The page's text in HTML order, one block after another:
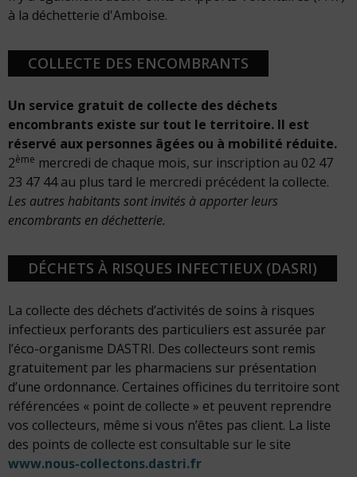
à la déchetterie d'Amboise.
COLLECTE DES ENCOMBRANTS
Un service gratuit de collecte des déchets
encombrants existe sur tout le territoire. Il est
réservé aux personnes âgées ou à mobilité réduite.
2ème mercredi de chaque mois, sur inscription au 02 47
23 47 44 au plus tard le mercredi précédent la collecte.
Les autres habitants sont invités à apporter leurs
encombrants en déchetterie.
DÉCHETS À RISQUES INFECTIEUX (DASRI)
La collecte des déchets d’activités de soins à risques
infectieux perforants des particuliers est assurée par
l’éco-organisme DASTRI. Des collecteurs sont remis
gratuitement par les pharmaciens sur présentation
d’une ordonnance. Certaines officines du territoire sont
référencées « point de collecte » et peuvent reprendre
vos collecteurs, même si vous n’êtes pas client. La liste
des points de collecte est consultable sur le site
www.nous-collectons.dastri.fr